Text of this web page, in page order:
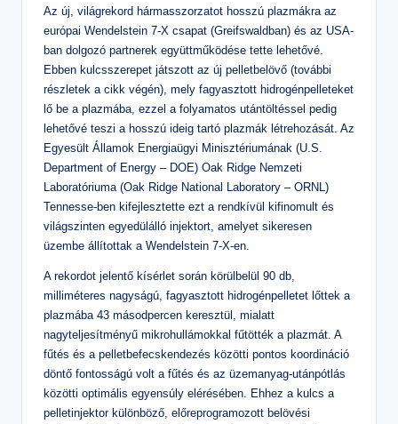
Az új, világrekord hármasszorzatot hosszú plazmákra az
európai Wendelstein 7-X csapat (Greifswaldban) és az USA-
ban dolgozó partnerek együttműködése tette lehetővé.
Ebben kulcsszerepet játszott az új pelletbelövő (további
részletek a cikk végén), mely fagyasztott hidrogénpelleteket
lő be a plazmába, ezzel a folyamatos utántöltéssel pedig
lehetővé teszi a hosszú ideig tartó plazmák létrehozását. Az
Egyesült Államok Energiaügyi Minisztériumának (U.S.
Department of Energy – DOE) Oak Ridge Nemzeti
Laboratóriuma (Oak Ridge National Laboratory – ORNL)
Tennesse-ben kifejlesztette ezt a rendkívül kifinomult és
világszinten egyedülálló injektort, amelyet sikeresen
üzembe állítottak a Wendelstein 7-X-en.
A rekordot jelentő kísérlet során körülbelül 90 db,
milliméteres nagyságú, fagyasztott hidrogénpelletet lőttek a
plazmába 43 másodpercen keresztül, mialatt
nagyteljesítményű mikrohullámokkal fűtötték a plazmát. A
fűtés és a pelletbefecskendezés közötti pontos koordináció
döntő fontosságú volt a fűtés és az üzemanyag-utánpótlás
közötti optimális egyensúly elérésében. Ehhez a kulcs a
pelletinjektor különböző, előreprogramozott belövési